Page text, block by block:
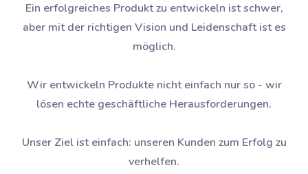
Ein erfolgreiches Produkt zu entwickeln ist schwer,
aber mit der richtigen Vision und Leidenschaft ist es
möglich.
Wir entwickeln Produkte nicht einfach nur so - wir
lösen echte geschäftliche Herausforderungen.
Unser Ziel ist einfach: unseren Kunden zum Erfolg zu
verhelfen.